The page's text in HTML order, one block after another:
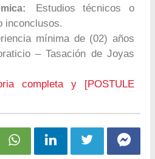
Estudios técnicos o
inconclusos.
mínima de (02) años
– Tasación de Joyas
completa y [POSTULE